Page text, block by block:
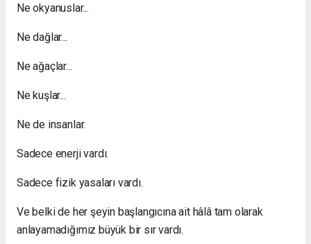
Ne okyanuslar...
Ne dağlar...
Ne ağaçlar...
Ne kuşlar...
Ne de insanlar.
Sadece enerji vardı.
Sadece fizik yasaları vardı.
Ve belki de her şeyin başlangıcına ait hâlâ tam olarak
anlayamadığımız büyük bir sır vardı.